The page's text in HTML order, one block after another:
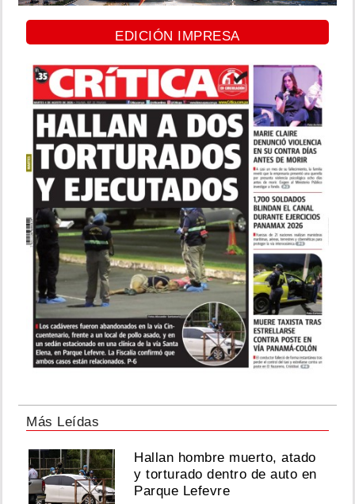
EDICIÓN IMPRESA
Más Leídas
Hallan hombre muerto, atado
y torturado dentro de auto en
Parque Lefevre